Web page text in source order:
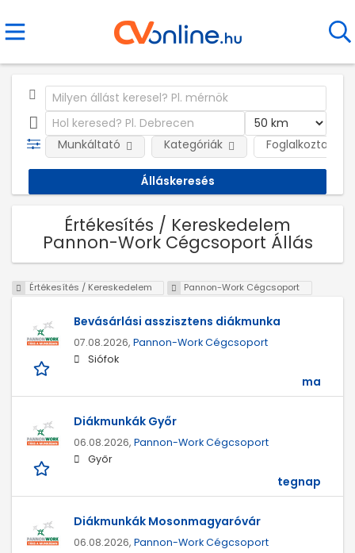
Foglalkoztatás
Munkáltató Kategóriák
Értékesítés / Kereskedelem
Pannon-Work Cégcsoport Állás
Értékesítés / Kereskedelem Pannon-Work Cégcsoport
Bevásárlási asszisztens diákmunka
07.08.2026, Pannon-Work Cégcsoport
Siófok
ma
Diákmunkák Győr
06.08.2026, Pannon-Work Cégcsoport
Győr
tegnap
Diákmunkák Mosonmagyaróvár
06.08.2026, Pannon-Work Cégcsoport